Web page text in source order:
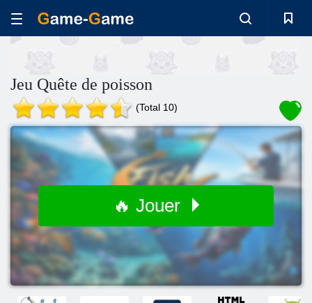
Jeu Quête de poisson
(Total 10)
🔥 Jouer